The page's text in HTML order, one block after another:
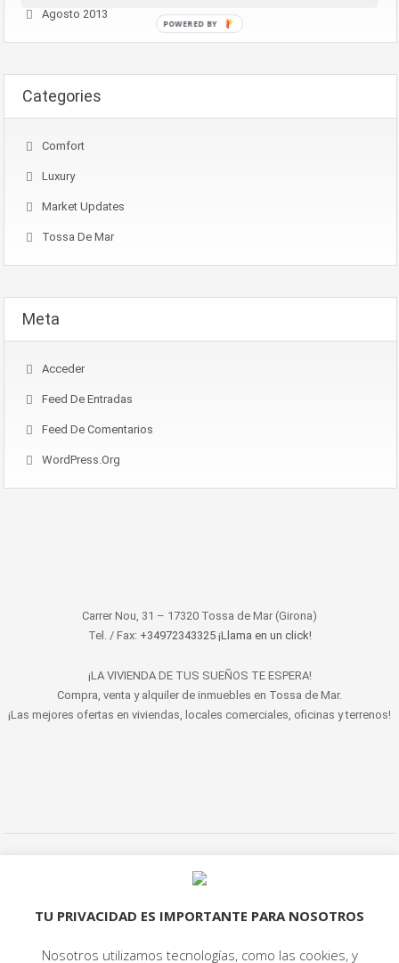
Agosto 2013
Categories
Comfort
Luxury
Market Updates
Tossa De Mar
Meta
Acceder
Feed De Entradas
Feed De Comentarios
WordPress.org
Carrer Nou, 31 – 17320 Tossa de Mar (Girona)
Tel. / Fax: +34972343325 ¡Llama en un click!
¡LA VIVIENDA DE TUS SUEÑOS TE ESPERA!
Compra, venta y alquiler de inmuebles en Tossa de Mar.
¡Las mejores ofertas en viviendas, locales comerciales, oficinas y terrenos!
TU PRIVACIDAD ES IMPORTANTE PARA NOSOTROS
Nosotros utilizamos tecnologías, como las cookies, y
POWERED BY